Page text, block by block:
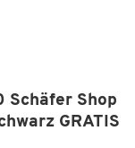
Schäfer Shop
GRATIS